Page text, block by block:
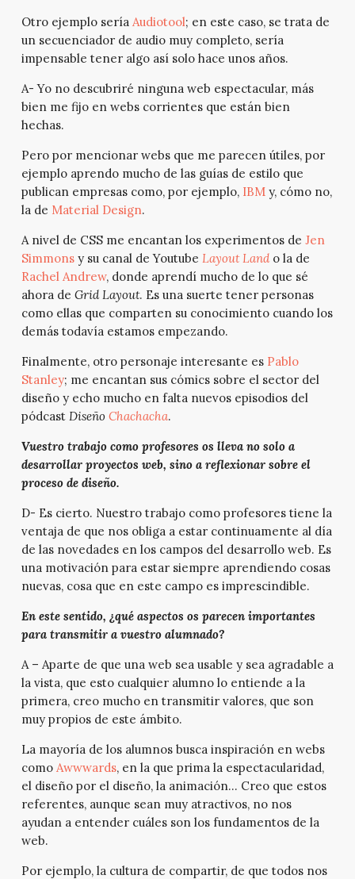
Otro ejemplo sería Audiotool; en este caso, se trata de
un secuenciador de audio muy completo, sería
impensable tener algo así solo hace unos años.
A- Yo no descubriré ninguna web espectacular, más
bien me fijo en webs corrientes que están bien
hechas.
Pero por mencionar webs que me parecen útiles, por
ejemplo aprendo mucho de las guías de estilo que
publican empresas como, por ejemplo, IBMy, cómo no,
la de Material Design.
A nivel de CSS me encantan los experimentos de Jen
Simmonsy su canal de Youtube Layout Lando la de
Rachel Andrew, donde aprendí mucho de lo que sé
ahora de Grid Layout. Es una suerte tener personas
como ellas que comparten su conocimiento cuando los
demás todavía estamos empezando.
Finalmente, otro personaje interesante es Pablo
Stanley; me encantan sus cómics sobre el sector del
diseño y echo mucho en falta nuevos episodios del
pódcast Diseño Chachacha.
Vuestro trabajo como profesores os lleva no solo a
desarrollar proyectos web, sino a reflexionar sobre el
proceso de diseño.
D- Es cierto. Nuestro trabajo como profesores tiene la
ventaja de que nos obliga a estar continuamente al día
de las novedades en los campos del desarrollo web. Es
una motivación para estar siempre aprendiendo cosas
nuevas, cosa que en este campo es imprescindible.
En este sentido, ¿qué aspectos os parecen importantes
para transmitir a vuestro alumnado?
A – Aparte de que una web sea usable y sea agradable a
la vista, que esto cualquier alumno lo entiende a la
primera, creo mucho en transmitir valores, que son
muy propios de este ámbito.
La mayoría de los alumnos busca inspiración en webs
como Awwwards, en la que prima la espectacularidad,
el diseño por el diseño, la animación… Creo que estos
referentes, aunque sean muy atractivos, no nos
ayudan a entender cuáles son los fundamentos de la
web.
Por ejemplo, la cultura de compartir, de que todos nos